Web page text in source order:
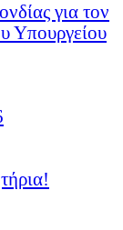
για τον
Υπουργείου